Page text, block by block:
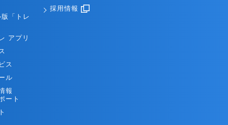
「トレ
アプリ
ス
ル
報
ート
採用情報